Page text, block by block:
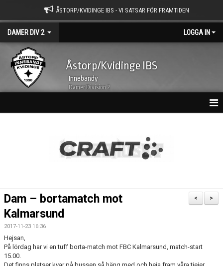
ÅSTORP/KVIDINGE IBS - VI SATSAR FÖR FRAMTIDEN
DAMER DIV 2 LOGGA IN
Åstorp/Kvidinge IBS
Innebandy
Damer Division 2
BILDGALLERI
DOKUMENT
KONTAKT
>
<
Dam – bortamatch mot
Kalmarsund
2017-11-23 16:36
Hejsan,
På lördag har vi en tuff borta-match mot FBC Kalmarsund, match-start
15.00.